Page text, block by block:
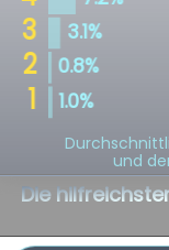
und
Die